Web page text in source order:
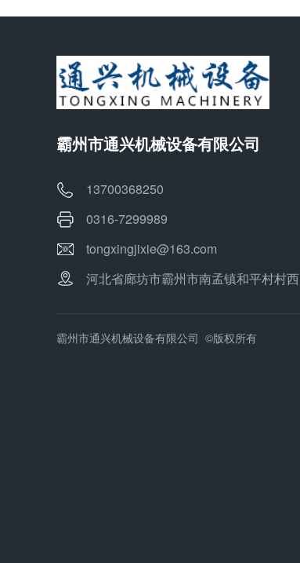
霸州市通兴机械设备有限公司
13700368250
0316-7299989
tongxingjixie@163.com
河北省廊坊市霸州市南孟镇和平村村西
霸州市通兴机械设备有限公司 ©版权所有